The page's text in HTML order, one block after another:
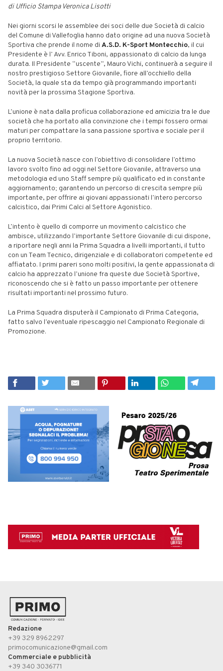
di Ufficio Stampa Veronica Lisotti
Nei giorni scorsi le assemblee dei soci delle due Società di calcio
del Comune di Vallefoglia hanno dato origine ad una nuova Società
Sportiva che prende il nome diA.S.D. K-Sport Montecchio, il cui
Presidente è l’ Avv. Enrico Tiboni, appassionato di calcio da lunga
durata. Il Presidente “uscente”, Mauro Vichi, continuerà a seguire il
nostro prestigioso Settore Giovanile, fiore all’occhiello della
Società, la quale sta da tempo già programmando importanti
novità per la prossima Stagione Sportiva.
L’unione è nata dalla proficua collaborazione ed amicizia tra le due
società che ha portato alla convinzione che i tempi fossero ormai
maturi per compattare la sana passione sportiva e sociale per il
proprio territorio.
La nuova Società nasce con l’obiettivo di consolidare l’ottimo
lavoro svolto fino ad oggi nel Settore Giovanile, attraverso una
metodologia ed uno Staff sempre più qualificato ed in constante
aggiornamento; garantendo un percorso di crescita sempre più
importante, per offrire ai giovani appassionati l’intero percorso
calcistico, dai Primi Calci al Settore Agonistico.
L’intento è quello di comporre un movimento calcistico che
ambisce, utilizzando l’importante Settore Giovanile di cui dispone,
a riportare negli anni la Prima Squadra a livelli importanti, il tutto
con un Team Tecnico, dirigenziale e di collaboratori competente ed
affiatato. I primi pareri sono molti positivi, la gente appassionata di
calcio ha apprezzato l’unione fra queste due Società Sportive,
riconoscendo che si è fatto un passo importante per ottenere
risultati importanti nel prossimo futuro.
La Prima Squadra disputerà il Campionato di Prima Categoria,
fatto salvo l’eventuale ripescaggio nel Campionato Regionale di
Promozione.
Redazione
+39 329 8962297
primocomunicazione@gmail.com
Commerciale e pubblicità
+39 340 3036771